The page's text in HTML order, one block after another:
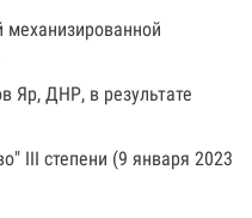
механизированной
Яр, ДНР, в результате
III степени (9 января 2023